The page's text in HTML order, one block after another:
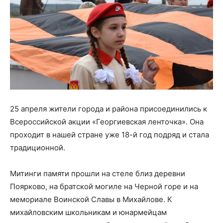
25 апреля жители города и района присоединились к
Всероссийской акции «Георгиевская ленточка». Она
проходит в нашей стране уже 18-й год подряд и стала
традиционной.
Митинги памяти прошли на стеле близ деревни
Поярково, на братской могиле на Черной горе и на
мемориале Воинской Славы в Михайлове. К
михайловским школьникам и юнармейцам